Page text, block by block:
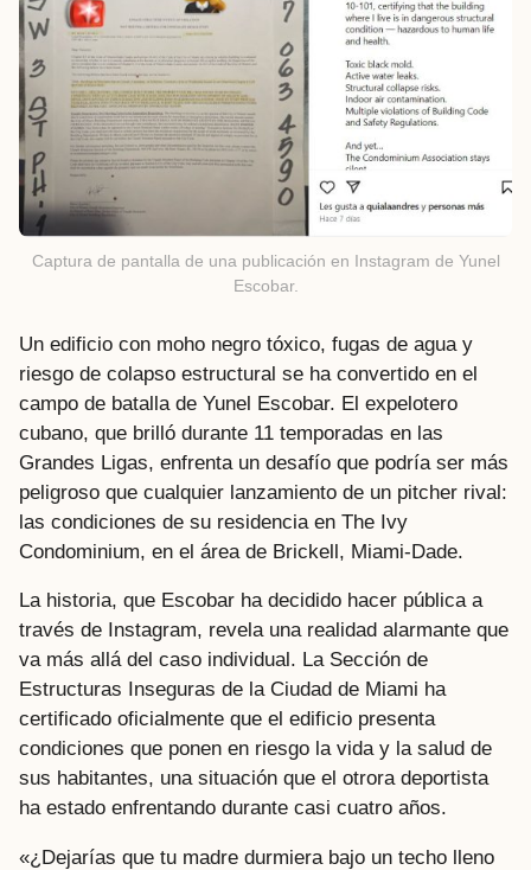
Captura de pantalla de una publicación en Instagram de Yunel
Escobar.
Un edificio con moho negro tóxico, fugas de agua y
riesgo de colapso estructural se ha convertido en el
campo de batalla de Yunel Escobar. El expelotero
cubano, que brilló durante 11 temporadas en las
Grandes Ligas, enfrenta un desafío que podría ser más
peligroso que cualquier lanzamiento de un pitcher rival:
las condiciones de su residencia en The Ivy
Condominium, en el área de Brickell, Miami-Dade.
La historia, que Escobar ha decidido hacer pública a
través de Instagram, revela una realidad alarmante que
va más allá del caso individual. La Sección de
Estructuras Inseguras de la Ciudad de Miami ha
certificado oficialmente que el edificio presenta
condiciones que ponen en riesgo la vida y la salud de
sus habitantes, una situación que el otrora deportista
ha estado enfrentando durante casi cuatro años.
«¿Dejarías que tu madre durmiera bajo un techo lleno